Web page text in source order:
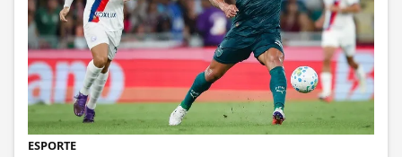
ESPORTE